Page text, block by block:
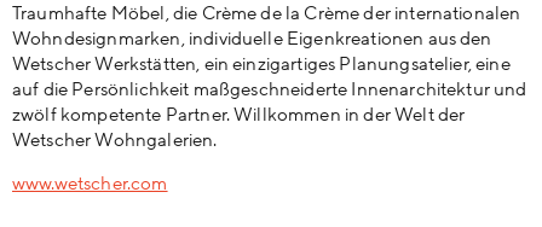
Traumhafte Möbel, die Crème de la Crème der internationalen
Wohndesignmarken, individuelle Eigenkreationen aus den
Wetscher Werkstätten, ein einzigartiges Planungsatelier, eine
auf die Persönlichkeit maßgeschneiderte Innenarchitektur und
zwölf kompetente Partner. Willkommen in der Welt der
Wetscher Wohngalerien.
www.wetscher.com